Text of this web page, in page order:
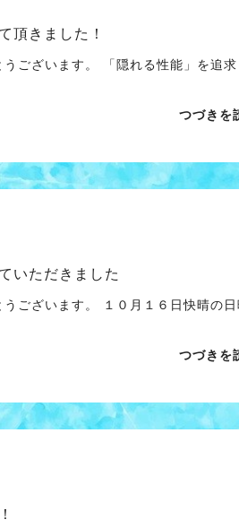
頂きました！
ございます。 「隠れる性能」を追求
つづきを
ただきました
ございます。 １０月１６日快晴の日
つづきを